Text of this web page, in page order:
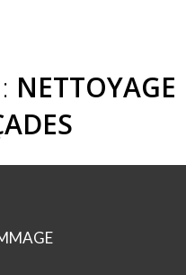
NETTOYAGE